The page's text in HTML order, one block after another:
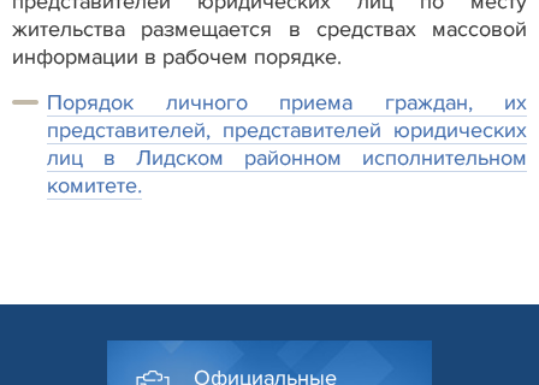
жительства размещается в средствах массовой
информации в рабочем порядке.
Порядок личного приема граждан, их
представителей, представителей юридических
лиц в Лидском районном исполнительном
комитете.
Официальные